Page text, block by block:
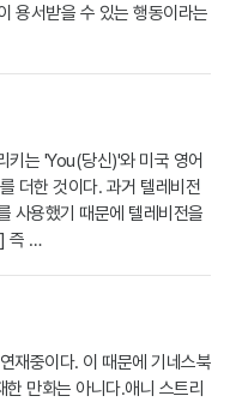
용서받을 수 있는 행동이라는
는 'You(당신)'와 미국 영어
더한 것이다. 과거 텔레비전
용했기 때문에 텔레비전을
즉 …
재중이다. 이 때문에 기네스북
만화는 아니다.애니 스트리